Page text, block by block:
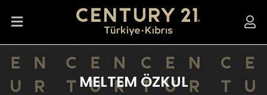
MELTEM ÖZKUL